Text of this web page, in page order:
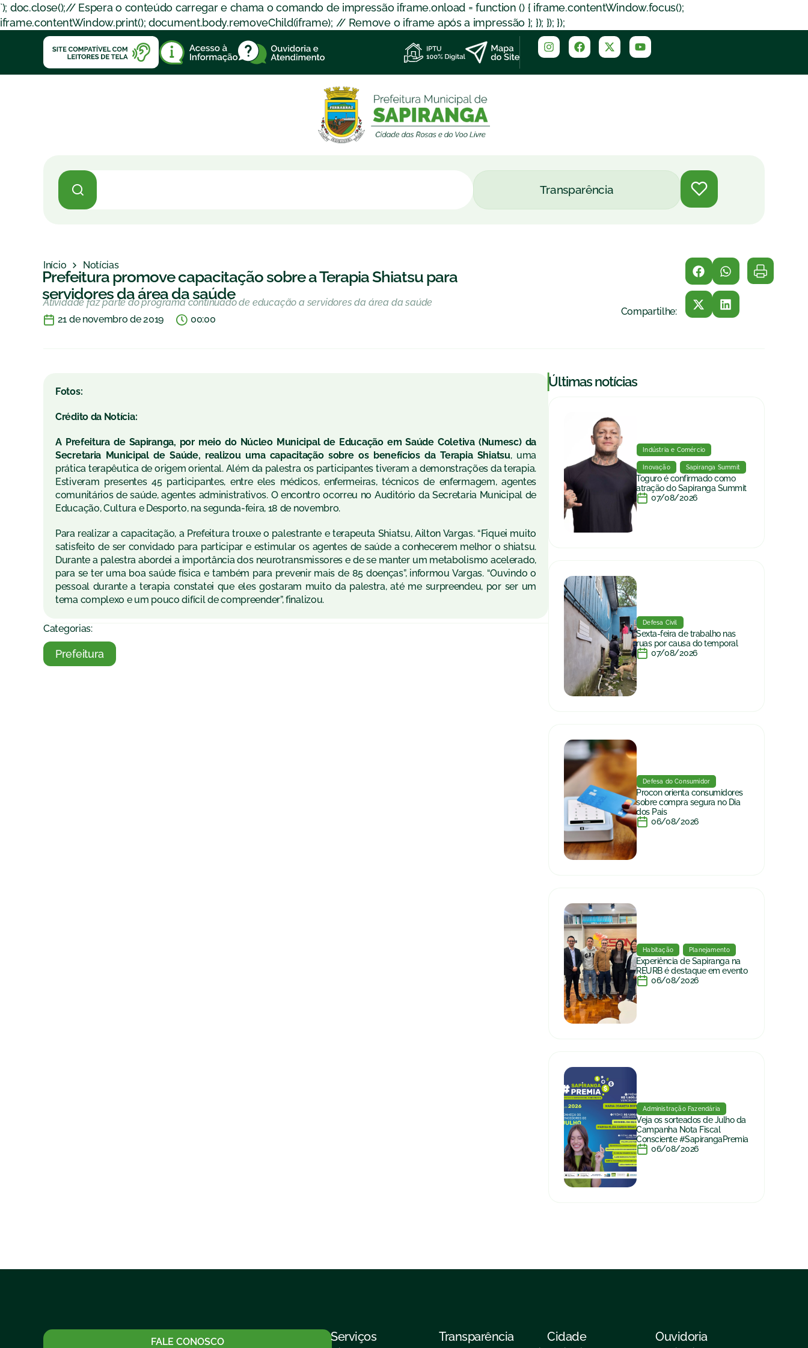
`); doc.close();// Espera o conteúdo carregar e chama o comando de impressão iframe.onload = function () { iframe.contentWindow.focus();
iframe.contentWindow.print(); document.body.removeChild(iframe); // Remove o iframe após a impressão }; }); }); });
Transparência
Início Notícias
Prefeitura promove capacitação sobre a Terapia Shiatsu para
servidores da área da saúde
Atividade faz parte do programa continuado de educação a servidores da área da saúde
21 de novembro de 2019
00:00
Compartilhe:
Fotos:
Crédito da Notícia:
A Prefeitura de Sapiranga, por meio do Núcleo Municipal de Educação em Saúde Coletiva (Numesc) da
Secretaria Municipal de Saúde, realizou uma capacitação sobre os benefícios da Terapia Shiatsu, uma
prática terapêutica de origem oriental. Além da palestra os participantes tiveram a demonstrações da terapia.
Estiveram presentes 45 participantes, entre eles médicos, enfermeiras, técnicos de enfermagem, agentes
comunitários de saúde, agentes administrativos. O encontro ocorreu no Auditório da Secretaria Municipal de
Educação, Cultura e Desporto, na segunda-feira, 18 de novembro.
Para realizar a capacitação, a Prefeitura trouxe o palestrante e terapeuta Shiatsu, Ailton Vargas. “Fiquei muito
satisfeito de ser convidado para participar e estimular os agentes de saúde a conhecerem melhor o shiatsu.
Durante a palestra abordei a importância dos neurotransmissores e de se manter um metabolismo acelerado,
para se ter uma boa saúde física e também para prevenir mais de 85 doenças”, informou Vargas. “Ouvindo o
pessoal durante a terapia constatei que eles gostaram muito da palestra, até me surpreendeu, por ser um
tema complexo e um pouco difícil de compreender”, finalizou.
Categorias:
Prefeitura
|Últimas notícias
Indústria e Comércio
Inovação Sapiranga Summit
Toguro é confirmado como
atração do Sapiranga Summit
07/08/2026
Defesa Civil
Sexta-feira de trabalho nas
ruas por causa do temporal
07/08/2026
Defesa do Consumidor
Procon orienta consumidores
sobre compra segura no Dia
dos Pais
06/08/2026
Habitação Planejamento
Experiência de Sapiranga na
REURB é destaque em evento
06/08/2026
Administração Fazendária
Veja os sorteados de Julho da
Campanha Nota Fiscal
Consciente #SapirangaPremia
06/08/2026
FALE CONOSCO Serviços Transparência Cidade Ouvidoria